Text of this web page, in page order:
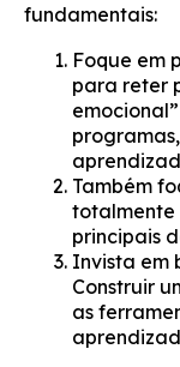
fundamentais:
Foque em
para reter
Também
totalmente
principais
Invista em
Construir
as